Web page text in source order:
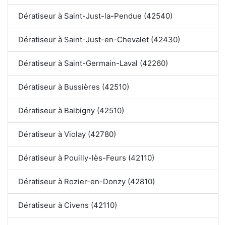
Dératiseur à Saint-Just-la-Pendue (42540)
Dératiseur à Saint-Just-en-Chevalet (42430)
Dératiseur à Saint-Germain-Laval (42260)
Dératiseur à Bussières (42510)
Dératiseur à Balbigny (42510)
Dératiseur à Violay (42780)
Dératiseur à Pouilly-lès-Feurs (42110)
Dératiseur à Rozier-en-Donzy (42810)
Dératiseur à Civens (42110)